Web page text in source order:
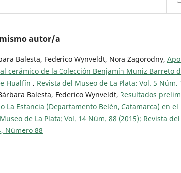
autor/a
Balesta, Federico Wynveldt, Nora Zagorodny,
cerámico de la Colección Benjamín Muniz Barreto
Hualfín , Revista del Museo de La Plata: Vol. 5 Núm.
Balesta, Federico Wynveldt, Resultados
La Estancia (Departamento Belén, Catamarca) en
de La Plata: Vol. 14 Núm. 88 (2015): Revista
Número 88